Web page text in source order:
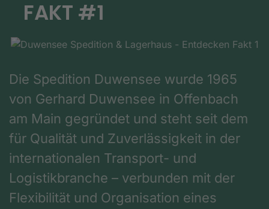
FAKT #1
Die Spedition Duwensee wurde 1965
von Gerhard Duwensee in Offenbach
am Main gegründet und steht seit dem
für Qualität und Zuverlässigkeit in der
internationalen Transport- und
Logistikbranche – verbunden mit der
Flexibilität und Organisation eines